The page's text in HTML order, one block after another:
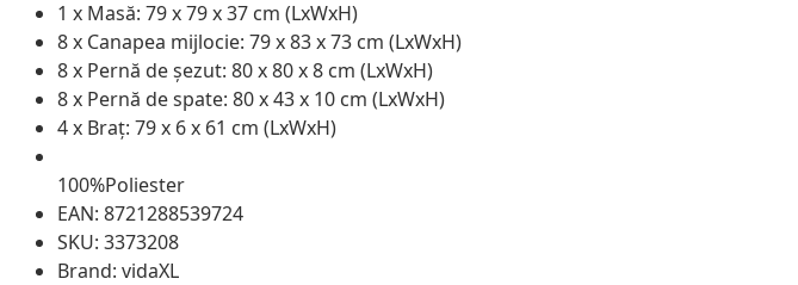
1 x Masă: 79 x 79 x 37 cm (LxWxH)
8 x Canapea mijlocie: 79 x 83 x 73 cm (LxWxH)
8 x Pernă de șezut: 80 x 80 x 8 cm (LxWxH)
8 x Pernă de spate: 80 x 43 x 10 cm (LxWxH)
4 x Braț: 79 x 6 x 61 cm (LxWxH)
100%Poliester
EAN: 8721288539724
SKU: 3373208
Brand: vidaXL